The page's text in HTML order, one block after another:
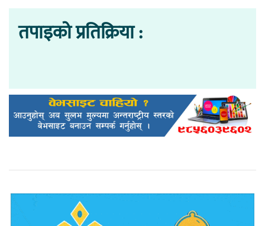
तपाइको प्रतिक्रिया :